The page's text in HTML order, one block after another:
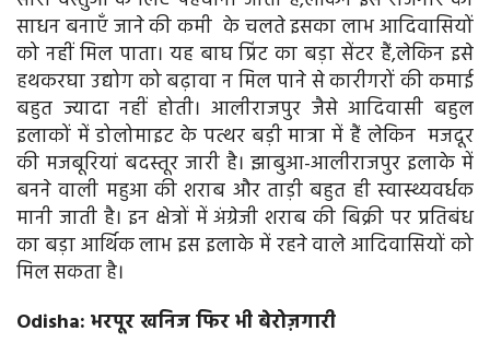
साधन बनाएँ जाने की कमी के चलते इसका लाभ आदिवासियों
को नहीं मिल पाता। यह बाघ प्रिंट का बड़ा सेंटर हैं,लेकिन इसे
हथकरघा उद्योग को बढ़ावा न मिल पाने से कारीगरों की कमाई
बहुत ज्यादा नहीं होती। आलीराजपुर जैसे आदिवासी बहुल
इलाकों में डोलोमाइट के पत्थर बड़ी मात्रा में हैं लेकिन मजदूर
की मजबूरियां बदस्तूर जारी है। झाबुआ-आलीराजपुर इलाके में
बनने वाली महुआ की शराब और ताड़ी बहुत ही स्वास्थ्यवर्धक
मानी जाती है। इन क्षेत्रों में अंग्रेजी शराब की बिक्री पर प्रतिबंध
का बड़ा आर्थिक लाभ इस इलाके में रहने वाले आदिवासियों को
मिल सकता है।
Odisha: भरपूर खनिज फिर भी बेरोज़गारी